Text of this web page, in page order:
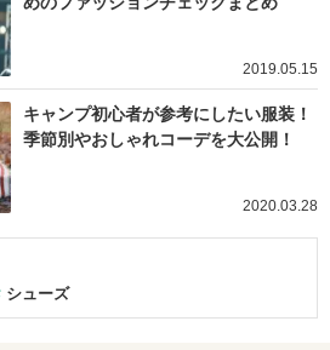
2019.05.15
キャンプ初心者が参考にしたい服装！
季節別やおしゃれコーデを大公開！
2020.03.28
シューズ